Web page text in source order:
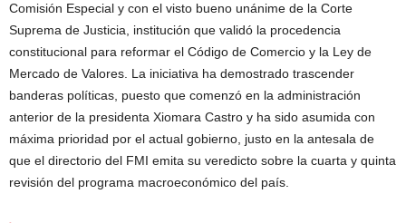
Comisión Especial y con el visto bueno unánime de la Corte
Suprema de Justicia, institución que validó la procedencia
constitucional para reformar el Código de Comercio y la Ley de
Mercado de Valores. La iniciativa ha demostrado trascender
banderas políticas, puesto que comenzó en la administración
anterior de la presidenta Xiomara Castro y ha sido asumida con
máxima prioridad por el actual gobierno, justo en la antesala de
que el directorio del FMI emita su veredicto sobre la cuarta y quinta
revisión del programa macroeconómico del país.